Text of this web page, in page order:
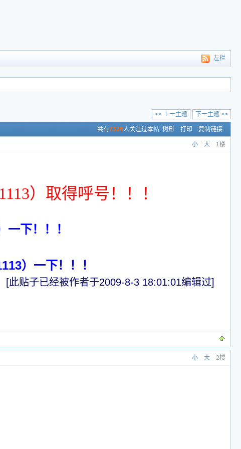
左栏
下一主题 >>
<< 上一主题
共有7326人关注过本帖 树形 打印 复制链接
小 大 1楼
）取得呼号！！！
下！！！
）一下！！！
[此贴子已经被作者于2009-8-3 18:01:01编辑过]
小 大 2楼